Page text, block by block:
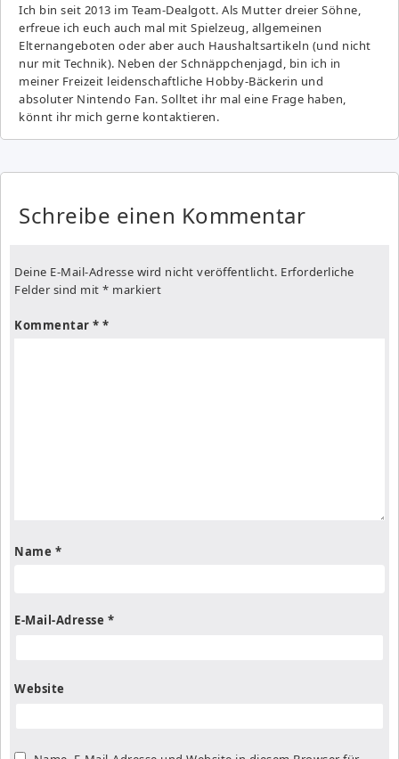
Ich bin seit 2013 im Team-Dealgott. Als Mutter dreier Söhne,
erfreue ich euch auch mal mit Spielzeug, allgemeinen
Elternangeboten oder aber auch Haushaltsartikeln (und nicht
nur mit Technik). Neben der Schnäppchenjagd, bin ich in
meiner Freizeit leidenschaftliche Hobby-Bäckerin und
absoluter Nintendo Fan. Solltet ihr mal eine Frage haben,
könnt ihr mich gerne kontaktieren.
Schreibe einen Kommentar
Deine E-Mail-Adresse wird nicht veröffentlicht. Erforderliche
Felder sind mit * markiert
Kommentar *
Name *
E-Mail-Adresse *
Website